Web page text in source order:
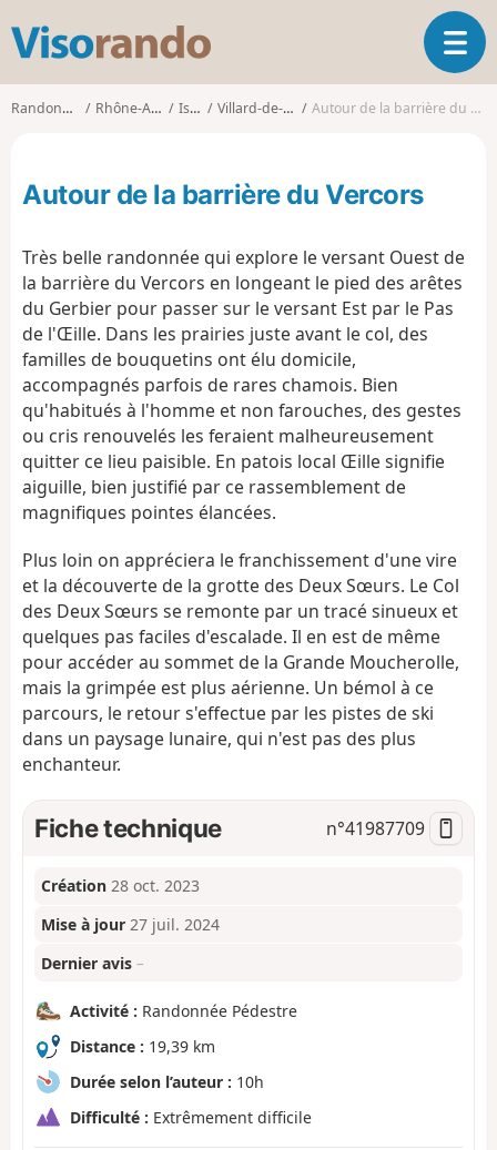
s
o
d
O
u
v
a
v
i
Randonnées Rhône-Alpes Isère Villard-de-Lans Autour de la barrière du Vercors
Autour de la barrière du Vercors
Très belle randonnée qui explore le versant Ouest de
la barrière du Vercors en longeant le pied des arêtes
du Gerbier pour passer sur le versant Est par le Pas
de l'Œille. Dans les prairies juste avant le col, des
familles de bouquetins ont élu domicile,
accompagnés parfois de rares chamois. Bien
qu'habitués à l'homme et non farouches, des gestes
ou cris renouvelés les feraient malheureusement
quitter ce lieu paisible. En patois local Œille signifie
aiguille, bien justifié par ce rassemblement de
magnifiques pointes élancées.
Plus loin on appréciera le franchissement d'une vire
et la découverte de la grotte des Deux Sœurs. Le Col
des Deux Sœurs se remonte par un tracé sinueux et
quelques pas faciles d'escalade. Il en est de même
pour accéder au sommet de la Grande Moucherolle,
mais la grimpée est plus aérienne. Un bémol à ce
parcours, le retour s'effectue par les pistes de ski
dans un paysage lunaire, qui n'est pas des plus
enchanteur.
Fiche technique n°41987709
Création 28 oct. 2023
Mise à jour 27 juil. 2024
Dernier avis –
Activité : Randonnée Pédestre
Distance : 19,39 km
Durée selon l’auteur : 10h
Difficulté : Extrêmement difficile